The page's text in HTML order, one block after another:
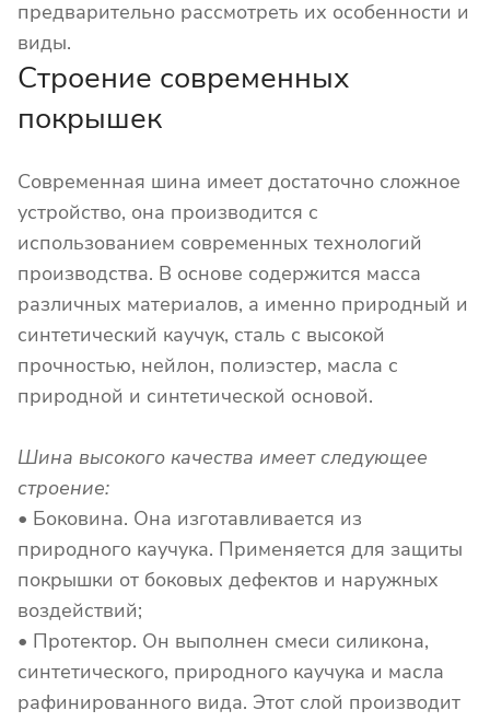
предварительно рассмотреть их особенности и
виды.
Строение современных
покрышек
Современная шина имеет достаточно сложное
устройство, она производится с
использованием современных технологий
производства. В основе содержится масса
различных материалов, а именно природный и
синтетический каучук, сталь с высокой
прочностью, нейлон, полиэстер, масла с
природной и синтетической основой.
Шина высокого качества имеет следующее
строение:
• Боковина. Она изготавливается из
природного каучука. Применяется для защиты
покрышки от боковых дефектов и наружных
воздействий;
• Протектор. Он выполнен смеси силикона,
синтетического, природного каучука и масла
рафинированного вида. Этот слой производит